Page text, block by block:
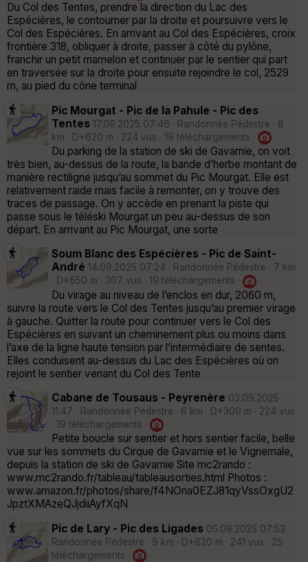
Du Col des Tentes, prendre la direction du Lac des
Espécières, le contourner par la droite et poursuivre vers le
Col des Espécières. En arrivant au Col des Espécières, croix
frontière 318, obliquer à droite, passer à côté du pylône,
franchir un petit mamelon et continuer par le sentier qui part
en traversée sur la droite pour ensuite rejoindre le col, 2529
m, au pied du cône terminal
Pic Mourgat - Pic de la Pahule - Pic des
Tentes 17.09.2025 07:46 · Randonnée Pédestre · 8
km · D+620 m · 224 vus · 19 téléchargements ·
·
Du parking de la station de ski de Gavarnie, on voit
très bien, au-dessus de la route, la bande d’herbe montant de
manière rectiligne jusqu’au sommet du Pic Mourgat. Elle est
relativement raide mais facile à remonter, on y trouve des
traces de passage. On y accède en prenant la piste qui
passe sous le téléski Mourgat un peu au-dessus de son
départ. En arrivant au Pic Mourgat, une sorte
Soum Blanc des Espécières - Pic de Saint-
André 14.09.2025 07:24 · Randonnée Pédestre · 7 km
· D+650 m · 307 vus · 19 téléchargements ·
·
Du virage au niveau de l’enclos en dur, 2060 m,
suivre la route vers le Col des Tentes jusqu’au premier virage
à gauche. Quitter la route pour continuer vers le Col des
Espécières en suivant un cheminement plus ou moins dans
l’axe de la ligne haute tension par l’intermédiaire de sentes.
Elles conduisent au-dessus du Lac des Espécières où on
rejoint le sentier venant du Col des Tente
Cabane de Tousaus - Peyrenère 03.09.2025
11:47 · Randonnée Pédestre · 6 km · D+300 m · 224 vus
· 19 téléchargements ·
·
Petite boucle sur sentier et hors sentier facile, belle
vue sur les sommets du Cirque de Gavarnie et le Vignemale,
depuis la station de ski de Gavarnie Site mc2rando :
www.mc2rando.fr/tableau/tableausorties.html Photos :
www.amazon.fr/photos/share/f4NOna0EZJ81qyVssOxgU2
JpztXMAzeQJjdiiAyfXqN
Pic de Lary - Pic des Ligades 05.09.2025 07:53 ·
Randonnée Pédestre · 9 km · D+820 m · 241 vus · 25
téléchargements ·
·